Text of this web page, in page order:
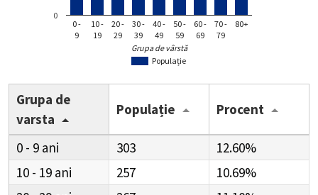
Populație
0 -
9
10 -
19
20 -
29
30 -
39
40 -
49
50 -
59
60 -
69
70 -
79
80+
0
Grupa de vârstă
Grupa de
varsta
Populație Procent
0 - 9 303
12.60%
10 - 19
257
10.69%